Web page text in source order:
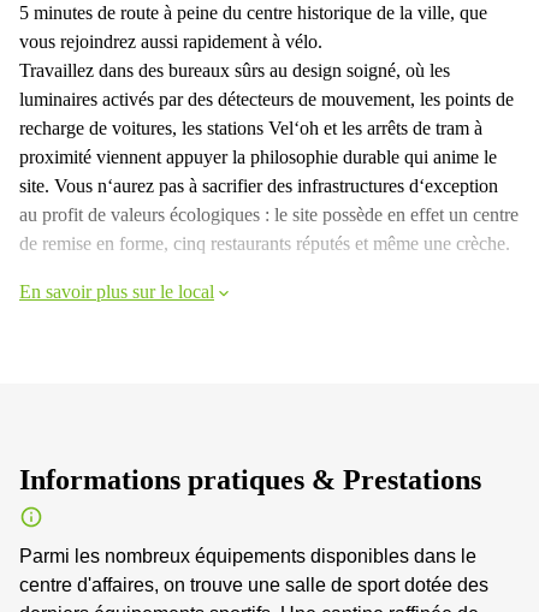
5 minutes de route à peine du centre historique de la ville, que
vous rejoindrez aussi rapidement à vélo.
Travaillez dans des bureaux sûrs au design soigné, où les
luminaires activés par des détecteurs de mouvement, les points de
recharge de voitures, les stations Vel‘oh et les arrêts de tram à
proximité viennent appuyer la philosophie durable qui anime le
site. Vous n‘aurez pas à sacrifier des infrastructures d‘exception
au profit de valeurs écologiques : le site possède en effet un centre
de remise en forme, cinq restaurants réputés et même une crèche.
En savoir plus sur le local
Informations pratiques & Prestations
Parmi les nombreux équipements disponibles dans le
centre d'affaires, on trouve une salle de sport dotée des